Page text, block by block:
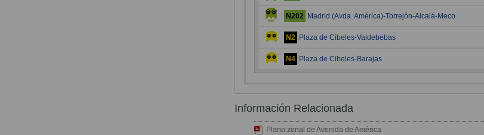
N202 Madrid (Avda. América)-Torrejón-Alcalá-Meco
N2 Plaza de Cibeles-Valdebebas
N4 Plaza de Cibeles-Barajas
Información Relacionada
Plano zonal de Avenida de América